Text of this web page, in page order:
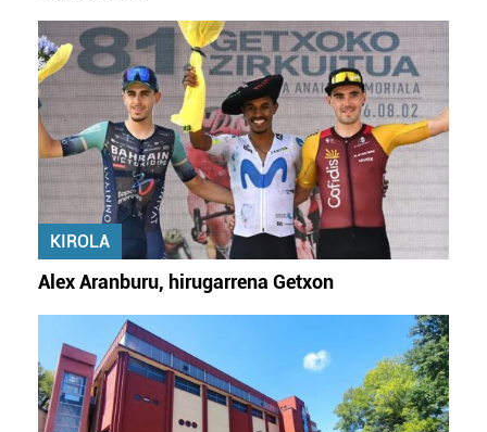
KIROLA
Alex Aranburu, hirugarrena Getxon